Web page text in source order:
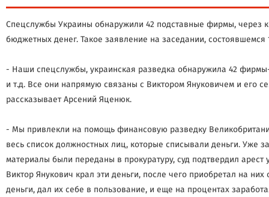
Спецслужбы Украины обнаружили 42 подставные фирмы, через
бюджетных денег. Такое заявление на заседании,
- Наши спецслужбы, украинская разведка обнаружила 42
и т.д. Все они напрямую связаны с Виктором Януковичем и его
рассказывает Арсений Яценюк.
- Мы привлекли на помощь финансовую разведку
весь список должностных лиц, которые списывали деньги. Уже
материалы были переданы в прокуратуру, суд подтвердил
Виктор Янукович крал эти деньги, после чего приобретал на
деньги, дал их себе в пользование, и еще на процентах